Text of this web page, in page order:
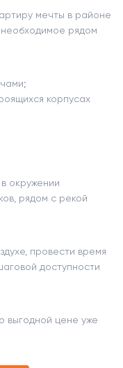
мечты в районе
рядом
корпусах
окружении
рядом с рекой
провести время
доступности
выгодной цене уже